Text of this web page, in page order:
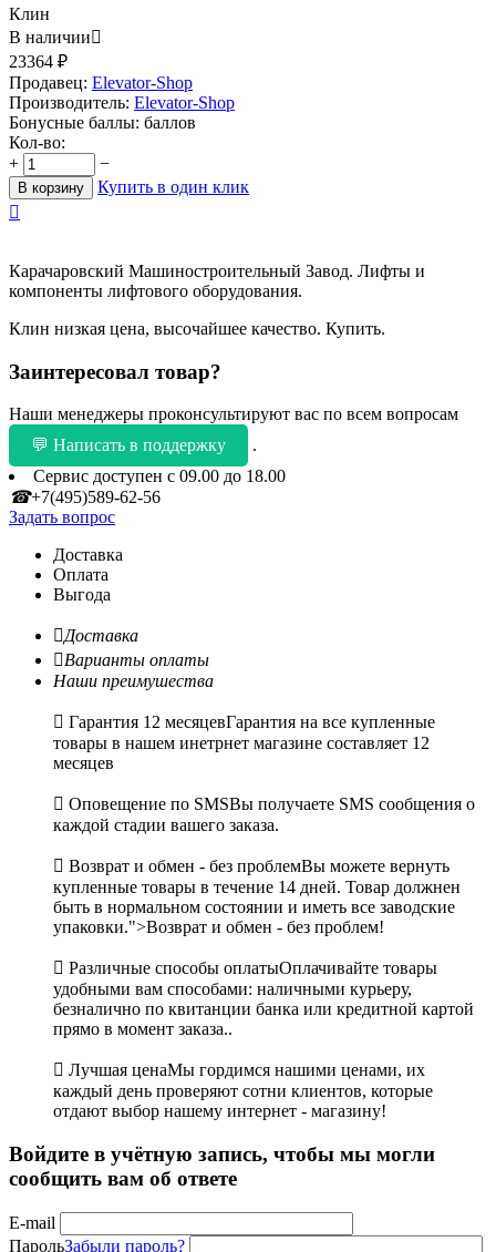
Клин
В наличии
23364 ₽
Продавец: Elevator-Shop
Производитель: Elevator-Shop
Бонусные баллы: баллов
Кол-во:
+
−
В корзину
Купить в один клик

Карачаровский Машиностроительный Завод. Лифты и
компоненты лифтового оборудования.
Клин низкая цена, высочайшее качество. Купить.
Заинтересовал товар?
Наши менеджеры проконсультируют вас по всем вопросам
💬 Написать в поддержку
.
Сервис доступен с 09.00 до 18.00
☎+7(495)589-62-56
Задать вопрос
Доставка
Оплата
Выгода
Доставка
Варианты оплаты
Наши преимушества
 Гарантия 12 месяцевГарантия на все купленные
товары в нашем инетрнет магазине составляет 12
месяцев
 Оповещение по SMSВы получаете SMS сообщения о
каждой стадии вашего заказа.
 Возврат и обмен - без проблемВы можете вернуть
купленные товары в течение 14 дней. Товар должнен
быть в нормальном состоянии и иметь все заводские
упаковки.">Возврат и обмен - без проблем!
 Различные способы оплатыОплачивайте товары
удобными вам способами: наличными курьеру,
безналично по квитанции банка или кредитной картой
прямо в момент заказа..
 Лучшая ценаМы гордимся нашими ценами, их
каждый день проверяют сотни клиентов, которые
отдают выбор нашему интернет - магазину!
Войдите в учётную запись, чтобы мы могли
сообщить вам об ответе
E-mail
ПарольЗабыли пароль?